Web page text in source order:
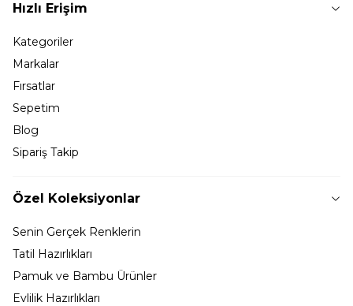
Hızlı Erişim
Kategoriler
Markalar
Fırsatlar
Sepetim
Blog
Sipariş Takip
Özel Koleksiyonlar
Senin Gerçek Renklerin
Tatil Hazırlıkları
Pamuk ve Bambu Ürünler
Evlilik Hazırlıkları